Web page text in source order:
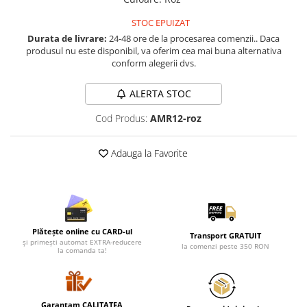
Fashion
Pijamale de barbati
Pijamale
Seturi elegante femei
Pijamale de copii
Cadouri ocazii speciale
Tricouri de craciun
STOC EPUIZAT
Durata de livrare: 24-48 ore de la procesarea comenzii.. Daca
produsul nu este disponibil, va oferim cea mai buna alternativa
conform alegerii dvs.
ALERTA STOC
Cod Produs: AMR12-roz
Adauga la Favorite
Plătește online cu CARD-ul
și primești automat EXTRA-reducere
la comanda ta!
Transport GRATUIT
la comenzi peste 350 RON
Garantam CALITATEA